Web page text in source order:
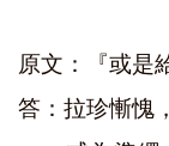
原文：『或是
答：拉珍慚愧